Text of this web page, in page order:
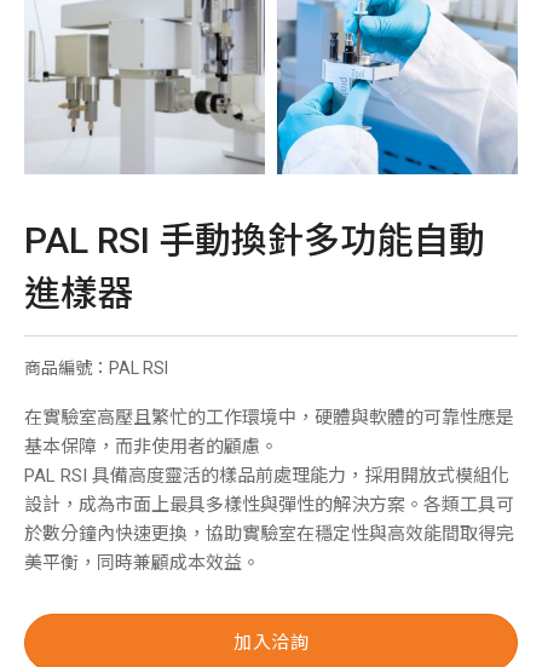
PAL RSI 手動換針多功能自動
進樣器
商品編號：PAL RSI
在實驗室高壓且繁忙的工作環境中，硬體與軟體的可靠性應是
基本保障，而非使用者的顧慮。
PAL RSI 具備高度靈活的樣品前處理能力，採用開放式模組化
設計，成為市面上最具多樣性與彈性的解決方案。各類工具可
於數分鐘內快速更換，協助實驗室在穩定性與高效能間取得完
美平衡，同時兼顧成本效益。
加入洽詢